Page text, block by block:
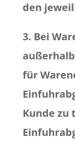
den
3. Bei
für
Kunde zu